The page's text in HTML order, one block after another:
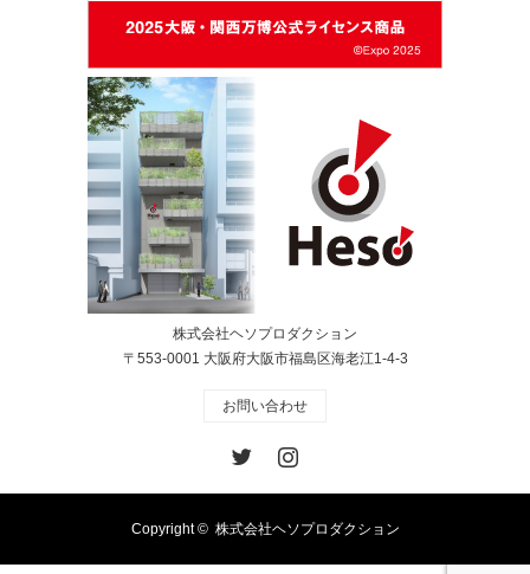
株式会社ヘソプロダクション
〒553-0001 大阪府大阪市福島区海老江1-4-3
お問い合わせ
Copyright © 株式会社ヘソプロダクション